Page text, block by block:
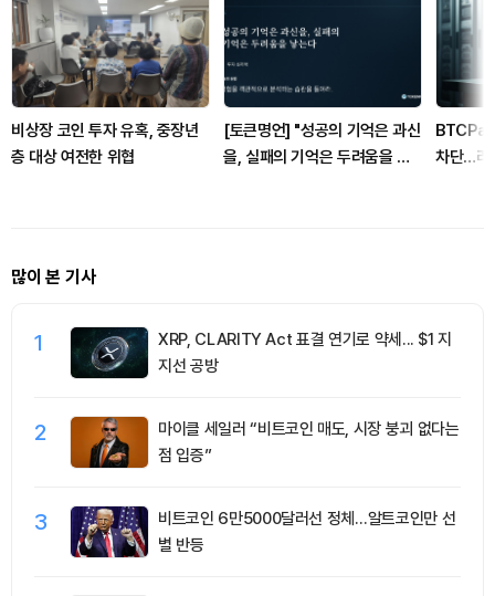
비상장 코인 투자 유혹, 중장년
층 대상 여전한 위협
[토큰명언] "성공의 기억은 과신
을, 실패의 기억은 두려움을 낳
차단…라
많이 본 기사
1
XRP, CLARITY Act 표결 연기로 약세... $1 지
지선 공방
2
마이클 세일러 “비트코인 매도, 시장 붕괴 없다는
점 입증”
3
비트코인 6만5000달러선 정체…알트코인만 선
별 반등